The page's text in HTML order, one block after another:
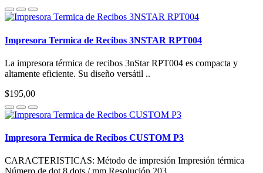
Impresora Termica de Recibos 3NSTAR RPT004
La impresora térmica de recibos 3nStar RPT004 es compacta y
altamente eficiente. Su diseño versátil ..
$195,00
Impresora Termica de Recibos CUSTOM P3
CARACTERISTICAS: Método de impresión Impresión térmica